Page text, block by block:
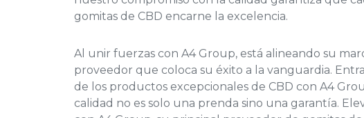
gomitas de CBD encarne la excelencia.
Al unir fuerzas con A4 Group, está alineando su
proveedor que coloca su éxito a la vanguardia.
de los productos excepcionales de CBD con A4
calidad no es solo una prenda sino una garantía.